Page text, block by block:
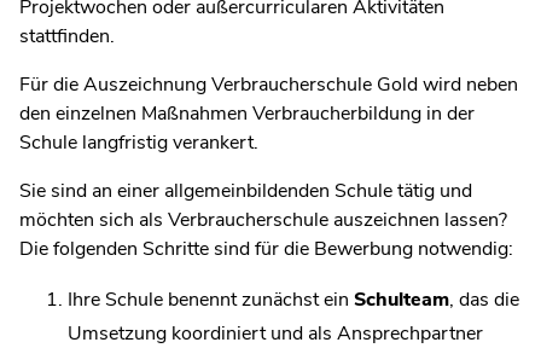
Projektwochen oder außercurricularen Aktivitäten
stattfinden.
Für die Auszeichnung Verbraucherschule Gold wird neben
den einzelnen Maßnahmen Verbraucherbildung in der
Schule langfristig verankert.
Sie sind an einer allgemeinbildenden Schule tätig und
möchten sich als Verbraucherschule auszeichnen lassen?
Die folgenden Schritte sind für die Bewerbung notwendig:
Ihre Schule benennt zunächst ein Schulteam, das die
Umsetzung koordiniert und als Ansprechpartner